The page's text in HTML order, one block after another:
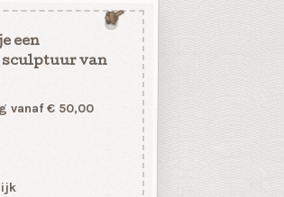
een
sculptuur van
vanaf € 50,00